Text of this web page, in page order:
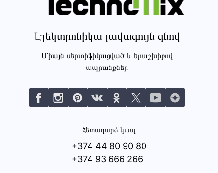
Էլեկտրոնիկա լավագույն գնով
Միայն սերտիֆիկացված և երաշխիքով
ապրանքներ
Հետադարձ կապ
+374 44 80 90 80
+374 93 666 266